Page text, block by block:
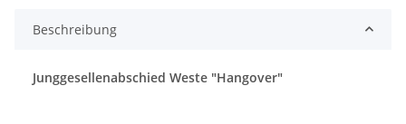
Beschreibung
Junggesellenabschied Weste "Hangover"